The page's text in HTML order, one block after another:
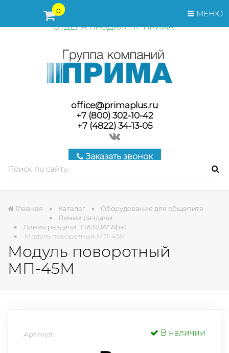
МЕНЮ
0
ПЕРЕД ОФОРМЛЕНИЕМ ЗАКАЗА, СТОИМОСТЬ И СРОКИ
ПОСТАВКИ ТОВАРА УТОЧНЯЙТЕ У МЕНЕДЖЕРОВ
ОТДЕЛА ПРОДАЖ ГК "ПРИМА"
office@primaplus.ru
+7 (800) 302-10-42
+7 (4822) 34-13-05
Заказать звонок
Главная Каталог
Оборудование для общепита
Линии раздачи
Линия раздачи "ПАТША" Abat
Модуль поворотный МП-45М
Модуль поворотный
МП-45М
Артикул: В наличии